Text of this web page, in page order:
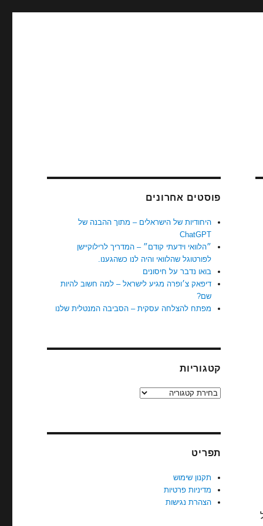
פוסטים אחרונים
היחודיות של הישראלים – מתוך ההבנה של
ChatGPT
״הלוואי וידעתי קודם״ – המדריך לרילוקיישן
לפורטוגל שהלוואי והיה לנו כשהגענו.
בואו נדבר על חיסונים
דיפאק צ׳ופרה מגיע לישראל – למה חשוב להיות
שם?
מפתח להצלחה עסקית – הסביבה המנטלית שלנו
קטגוריות
קטגוריות
תפריט
תקנון שימוש
מדיניות פרטיות
הצהרת נגישות